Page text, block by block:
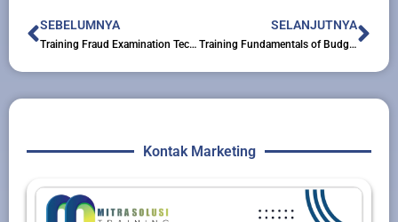
Prev
SEBELUMNYA
Training Fraud Examination Techniques and Approach
SELANJUTNYA
Training Fundamentals of Budgeting for Non Specialist
Kontak Marketing